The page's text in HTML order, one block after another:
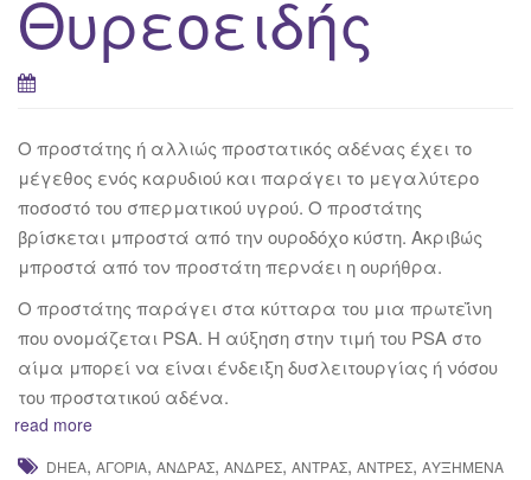
Θυρεοειδής
Ο προστάτης ή αλλιώς προστατικός αδένας έχει το
μέγεθος ενός καρυδιού και παράγει το μεγαλύτερο
ποσοστό του σπερματικού υγρού. Ο προστάτης
βρίσκεται μπροστά από την ουροδόχο κύστη. Ακριβώς
μπροστά από τον προστάτη περνάει η ουρήθρα.
Ο προστάτης παράγει στα κύτταρα του μια πρωτεΐνη
που ονομάζεται PSA. Η αύξηση στην τιμή του PSA στο
αίμα μπορεί να είναι ένδειξη δυσλειτουργίας ή νόσου
του προστατικού αδένα.
read more
DHEA, ΑΓΌΡΙΑ, ΆΝΔΡΑΣ, ΆΝΔΡΕΣ, ΆΝΤΡΑΣ, ΆΝΤΡΕΣ, ΑΥΞΗΜΕΝΑ